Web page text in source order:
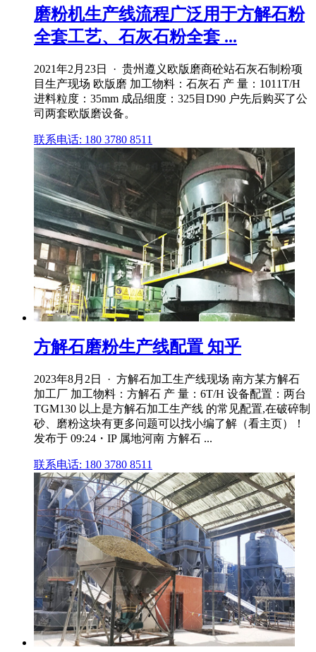
磨粉机生产线流程广泛用于方解石粉
全套工艺、石灰石粉全套 ...
2021年2月23日 · 贵州遵义欧版磨商砼站石灰石制粉项
目生产现场 欧版磨 加工物料：石灰石 产 量：1011T/H
进料粒度：35mm 成品细度：325目D90 户先后购买了公
司两套欧版磨设备。
联系电话: 180 3780 8511
方解石磨粉生产线配置 知乎
2023年8月2日 · 方解石加工生产线现场 南方某方解石
加工厂 加工物料：方解石 产 量：6T/H 设备配置：两台
TGM130 以上是方解石加工生产线 的常见配置,在破碎制
砂、磨粉这块有更多问题可以找小编了解（看主页）！
发布于 09:24・IP 属地河南 方解石 ...
联系电话: 180 3780 8511